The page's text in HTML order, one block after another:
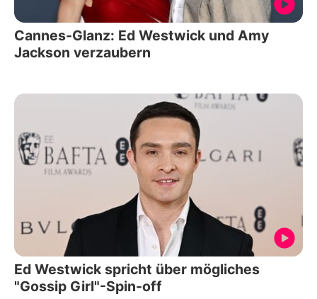
Cannes-Glanz: Ed Westwick und Amy
Jackson verzaubern
Ed Westwick spricht über mögliches
"Gossip Girl"-Spin-off